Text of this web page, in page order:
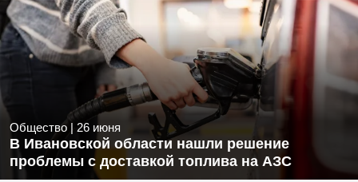
Общество | 26 июня
В Ивановской области нашли решение
проблемы с доставкой топлива на АЗС